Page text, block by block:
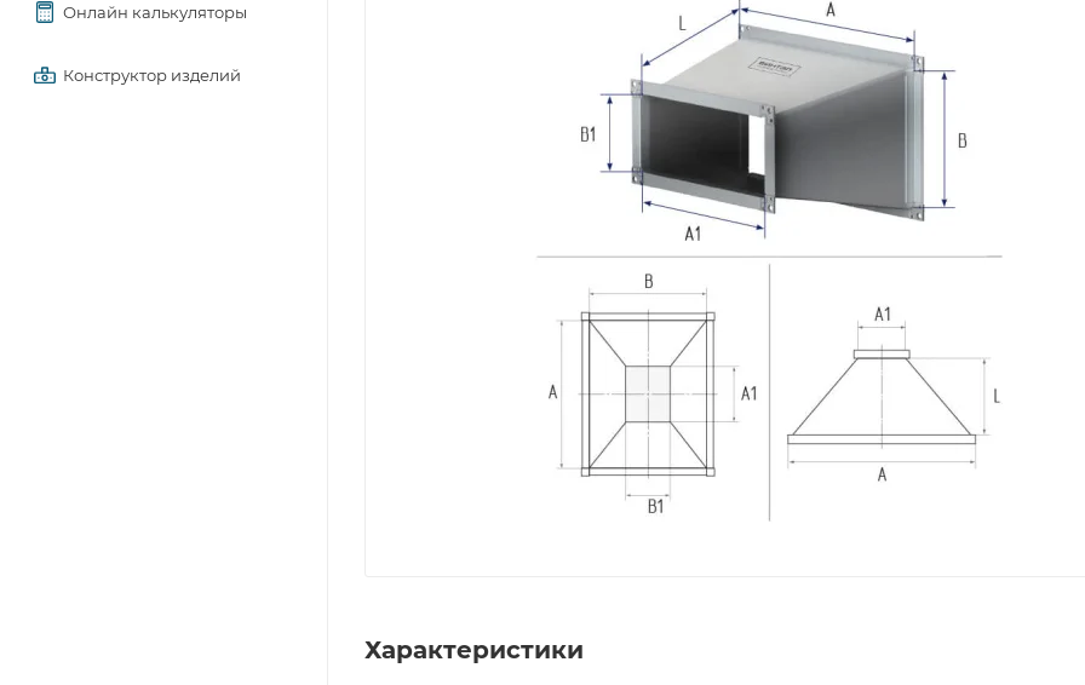
Онлайн калькуляторы
Конструктор изделий
Характеристики